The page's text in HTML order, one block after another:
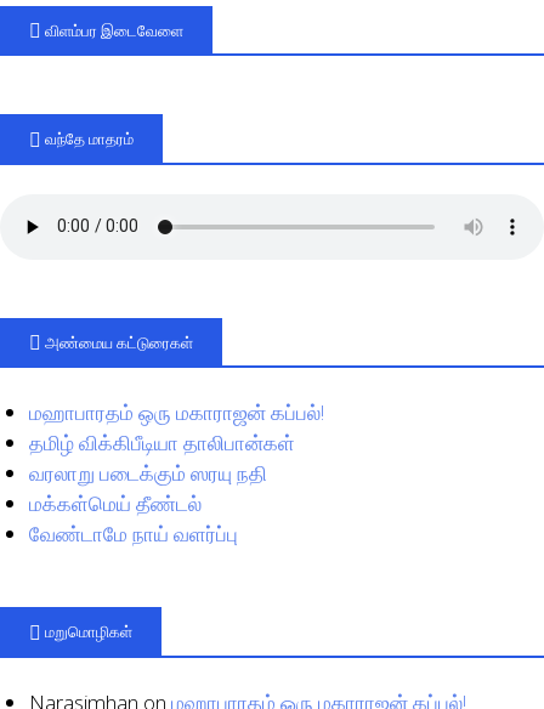
விளம்பர இடைவேளை
வந்தே மாதரம்
அண்மைய கட்டுரைகள்
மஹாபாரதம் ஒரு மகாராஜன் கப்பல்!
தமிழ் விக்கிபீடியா தாலிபான்கள்
வரலாறு படைக்கும் ஸரயு நதி
மக்கள்மெய் தீண்டல்
வேண்டாமே நாய் வளர்ப்பு
மறுமொழிகள்
Narasimhan on மஹாபாரதம் ஒரு மகாராஜன் கப்பல்!